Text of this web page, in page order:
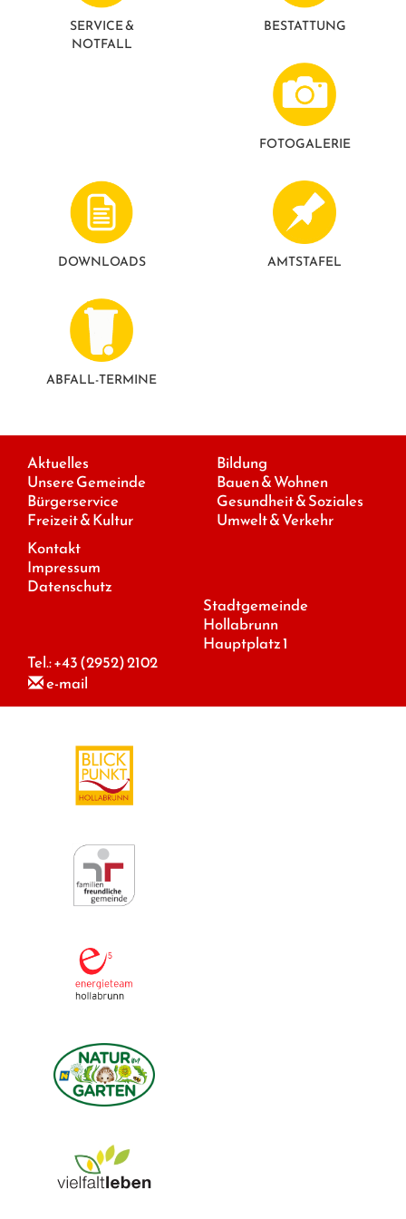
ANSPRECHPARTNER
GESUNDE GEMEINDE
SERVICE &
NOTFALL
BESTATTUNG
FOTO­GALERIE
DOWNLOADS AMTSTAFEL
ABFALL-TERMINE
Aktuelles
Unsere Gemeinde
Bürgerservice
Freizeit & Kultur
Bildung
Bauen & Wohnen
Gesundheit & Soziales
Umwelt & Verkehr
Kontakt
Impressum
Datenschutz
Stadtgemeinde
Hollabrunn
Hauptplatz 1
Tel.:+43 (2952) 2102
e-mail